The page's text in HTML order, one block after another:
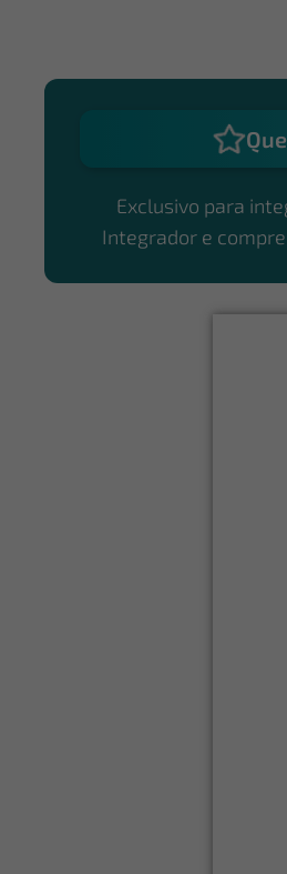
Exclusivo para
Integrador e